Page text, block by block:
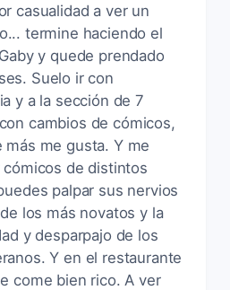
casualidad a ver un
termine haciendo el
y quede prendado
Suelo ir con
y a la sección de 7
cambios de cómicos,
más me gusta. Y me
cómicos de distintos
palpar sus nervios
los más novatos y la
y desparpajo de los
Y en el restaurante
come bien rico. A ver